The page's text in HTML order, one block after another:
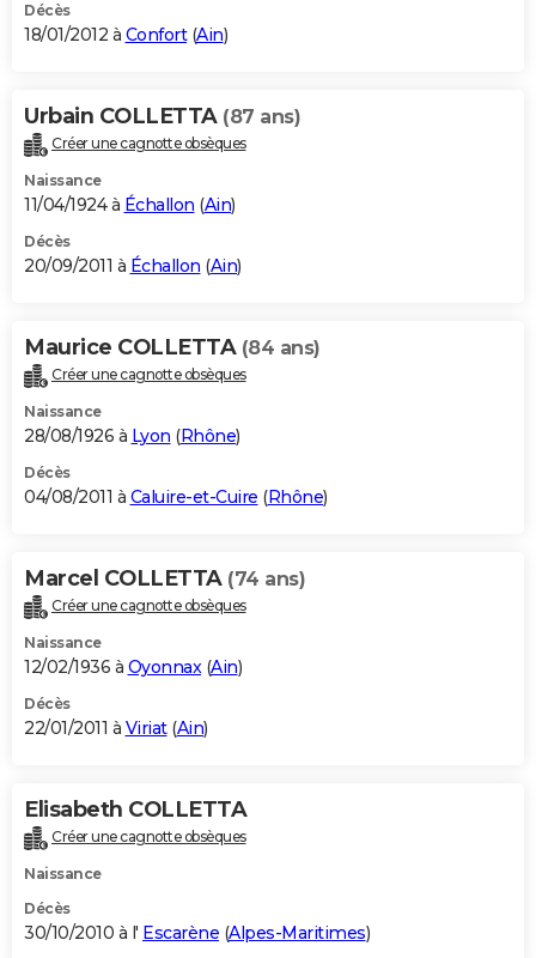
Décès
18/01/2012 à Confort(Ain)
Urbain COLLETTA (87 ans)
Créer une cagnotte obsèques
Naissance
11/04/1924 à Échallon (Ain)
Décès
20/09/2011 à Échallon (Ain)
Maurice COLLETTA (84 ans)
Créer une cagnotte obsèques
Naissance
28/08/1926 à Lyon (Rhône)
Décès
04/08/2011 à Caluire-et-Cuire (Rhône)
Marcel COLLETTA (74 ans)
Créer une cagnotte obsèques
Naissance
12/02/1936 à Oyonnax(Ain)
Décès
22/01/2011 à Viriat(Ain)
Elisabeth COLLETTA
Créer une cagnotte obsèques
Naissance
Décès
30/10/2010 à l' Escarène (Alpes-Maritimes)